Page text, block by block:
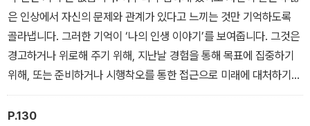
은 인상에서 자신의 문제와 관계가 있다고 느끼는 것만 기억하도록
골라냅니다. 그러한 기억이 ‘나의 인생 이야기’를 보여줍니다. 그것은
경고하거나 위로해 주기 위해, 지난날 경험을 통해 목표에 집중하기
위해, 또는 준비하거나 시행착오를 통한 접근으로 미래에 대처하기
위해 자기 자신에게 되풀이해 들려주는 이야기입니다.
P.130